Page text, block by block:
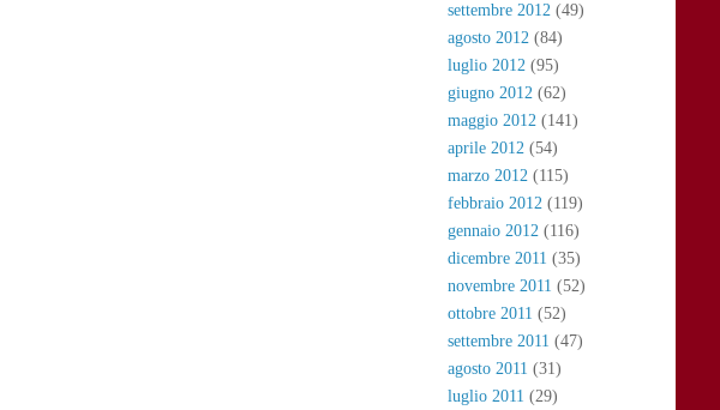
settembre 2012 (49)
agosto 2012 (84)
luglio 2012 (95)
giugno 2012 (62)
maggio 2012 (141)
aprile 2012 (54)
marzo 2012 (115)
febbraio 2012 (119)
gennaio 2012 (116)
dicembre 2011 (35)
novembre 2011 (52)
ottobre 2011 (52)
settembre 2011 (47)
agosto 2011 (31)
luglio 2011 (29)